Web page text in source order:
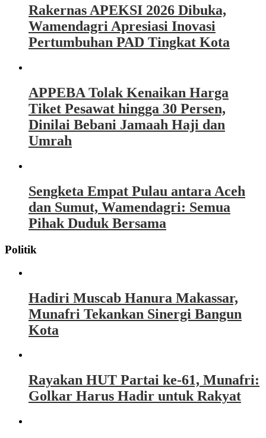
Rakernas APEKSI 2026 Dibuka,
Wamendagri Apresiasi Inovasi
Pertumbuhan PAD Tingkat Kota
APPEBA Tolak Kenaikan Harga
Tiket Pesawat hingga 30 Persen,
Dinilai Bebani Jamaah Haji dan
Umrah
Sengketa Empat Pulau antara Aceh
dan Sumut, Wamendagri: Semua
Pihak Duduk Bersama
Politik
Hadiri Muscab Hanura Makassar,
Munafri Tekankan Sinergi Bangun
Kota
Rayakan HUT Partai ke-61, Munafri:
Golkar Harus Hadir untuk Rakyat